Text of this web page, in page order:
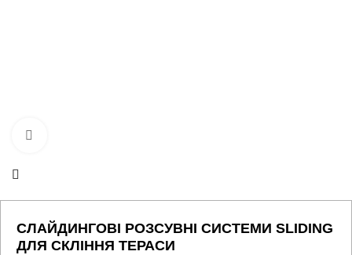
СЛАЙДИНГОВІ РОЗСУВНІ СИСТЕМИ SLIDING
ДЛЯ СКЛІННЯ ТЕРАСИ